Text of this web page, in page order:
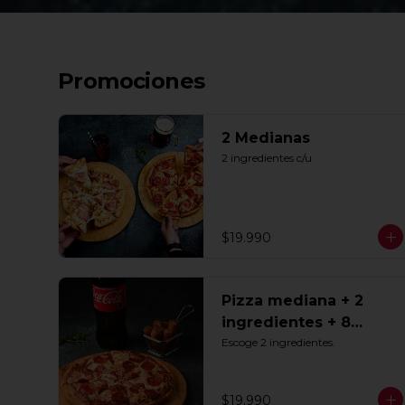
Promociones
2 Medianas
2 ingredientes c/u
$19.990
Pizza mediana + 2
ingredientes + 8
Tequeños + Bebida
Escoge 2 ingredientes.
$19.990